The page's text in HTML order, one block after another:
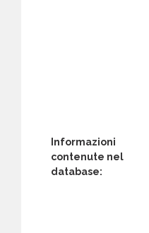
Informazioni
contenute nel
database: